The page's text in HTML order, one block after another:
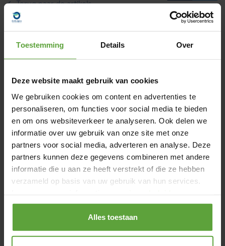
Toestemming Details Over
Deze website maakt gebruik van cookies
We gebruiken cookies om content en advertenties te
personaliseren, om functies voor social media te bieden
en om ons websiteverkeer te analyseren. Ook delen we
informatie over uw gebruik van onze site met onze
partners voor social media, adverteren en analyse. Deze
partners kunnen deze gegevens combineren met andere
informatie die u aan ze heeft verstrekt of die ze hebben
verzameld op basis van uw gebruik van hun services.
Alles toestaan
Login
Terug naar de artikels
Nuttige informatie